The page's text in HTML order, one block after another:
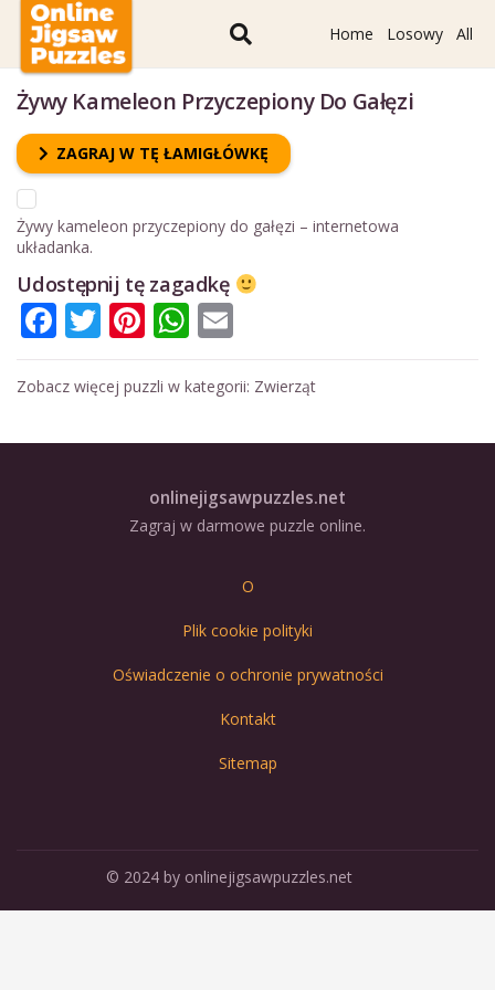
Home Losowy All
Żywy Kameleon Przyczepiony Do Gałęzi
ZAGRAJ W TĘ ŁAMIGŁÓWKĘ
Żywy kameleon przyczepiony do gałęzi – internetowa
układanka.
Udostępnij tę zagadkę
Facebook
Twitter
Pinterest
WhatsApp
Zobacz więcej puzzli w kategorii: Zwierząt
onlinejigsawpuzzles.net
Zagraj w darmowe puzzle online.
O
Plik cookie polityki
Oświadczenie o ochronie prywatności
Kontakt
Sitemap
© 2024 by onlinejigsawpuzzles.net